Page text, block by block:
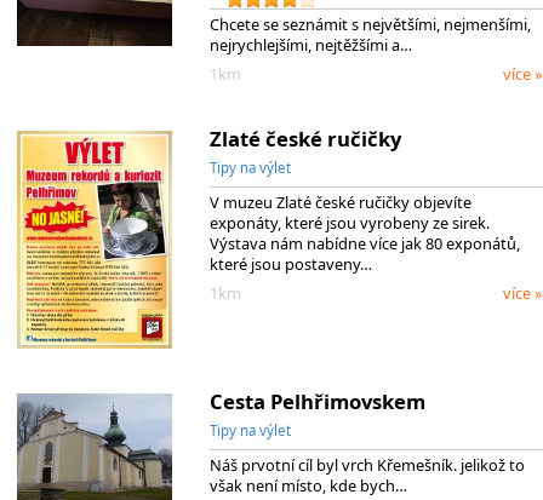
Chcete se seznámit s největšími, nejmenšími,
nejrychlejšími, nejtěžšími a…
1km
více »
Zlaté české ručičky
Tipy na výlet
V muzeu Zlaté české ručičky objevíte
exponáty, které jsou vyrobeny ze sirek.
Výstava nám nabídne více jak 80 exponátů,
které jsou postaveny…
1km
více »
Cesta Pelhřimovskem
Tipy na výlet
Náš prvotní cíl byl vrch Křemešník. jelikož to
však není místo, kde bych…